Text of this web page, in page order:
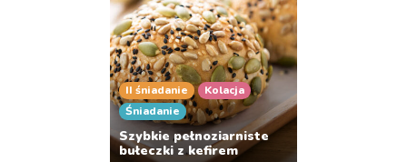
II śniadanie
Kolacja
Śniadanie
Szybkie pełnoziarniste
bułeczki z kefirem